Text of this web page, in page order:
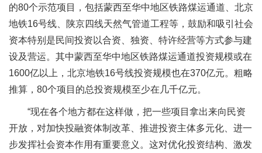
的80个示范项目，包括蒙西至华中地区铁路煤运通道、北京
地铁16号线、陕京四线天然气管道工程等，鼓励和吸引社会
资本特别是民间投资以合资、独资、特许经营等方式参与建
设及营运。其中蒙西至华中地区铁路煤运通道投资规模或在
1600亿以上，北京地铁16号线投资规模也在370亿元。粗略
推算，80个项目的总投资规模至少在几千亿元。
“现在各个地方都在这样做，把一些项目拿出来向民资
开放，对加快投融资体制改革、推进投资主体多元化、进一
步发挥社会资本作用有重要意义。这对优化投资结构、激发